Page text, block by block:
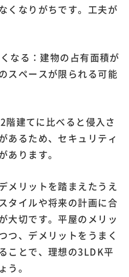
くなりがちです。工夫が
なる：建物の占有面積が
スペースが限られる可能
階建てに比べると侵入さ
あるため、セキュリティ
あります。
メリットを踏まえたうえ
タイルや将来の計画に合
大切です。平屋のメリッ
つ、デメリットをうまく
ことで、理想の3LDK平
う。